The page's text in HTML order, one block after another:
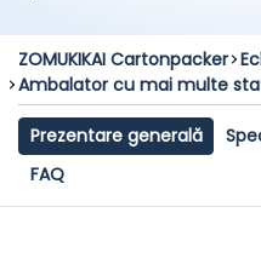
ZOMUKIKAI Cartonpacker
Ambalator cu mai multe
Prezentare generală
FAQ